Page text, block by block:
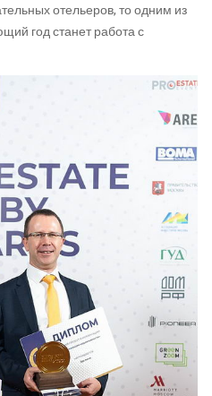
отельеров, то одним из
год станет работа с